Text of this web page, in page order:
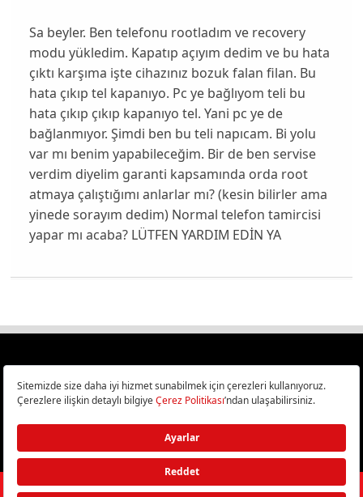
Sa beyler. Ben telefonu rootladım ve recovery
modu yükledim. Kapatıp açıyım dedim ve bu hata
çıktı karşıma işte cihazınız bozuk falan filan. Bu
hata çıkıp tel kapanıyo. Pc ye bağlıyom teli bu
hata çıkıp çıkıp kapanıyo tel. Yani pc ye de
bağlanmıyor. Şimdi ben bu teli napıcam. Bi yolu
var mı benim yapabileceğim. Bir de ben servise
verdim diyelim garanti kapsamında orda root
atmaya çalıştığımı anlarlar mı? (kesin bilirler ama
yinede sorayım dedim) Normal telefon tamircisi
yapar mı acaba? LÜTFEN YARDIM EDİN YA
Türkiye
Bilişim ve Teknoloji Haberleri CHIP Online’da!